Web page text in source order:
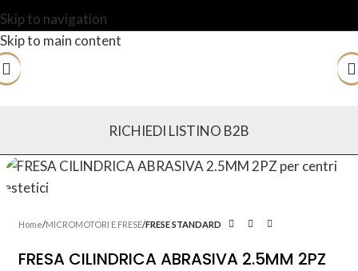
Skip to navigation
Skip to main content
RICHIEDI LISTINO B2B
Home MICROMOTORI E FRESE FRESE STANDARD
FRESA CILINDRICA ABRASIVA 2.5MM 2PZ